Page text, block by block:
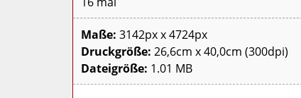
Maße: 3142px x 4724px
Druckgröße: 26,6cm x 40,0cm (300dpi)
Dateigröße: 1.01 MB